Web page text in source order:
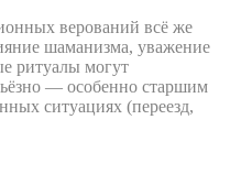
верований всё же
шаманизма, уважение
ритуалы могут
— особенно старшим
ситуациях (переезд,